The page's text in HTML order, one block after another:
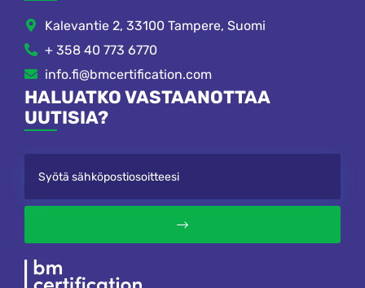
Kalevantie 2, 33100 Tampere, Suomi
+ 358 40 773 6770
info.fi@bmcertification.com
HALUATKO VASTAANOTTAA
UUTISIA?